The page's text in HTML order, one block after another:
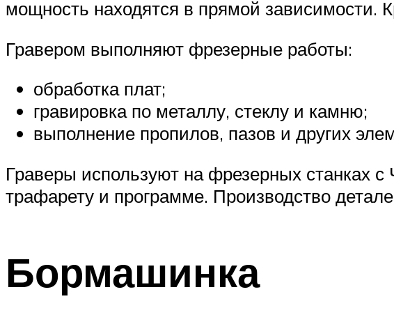
мощность находятся в прямой зависимости.
Гравером выполняют фрезерные работы:
обработка плат;
гравировка по металлу, стеклу и камню;
выполнение пропилов, пазов и других
Граверы используют на фрезерных станках
трафарету и программе. Производство
Бормашинка